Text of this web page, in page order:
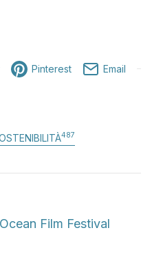
Pinterest Email
487
Film Festival